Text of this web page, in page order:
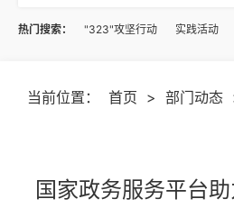
热门搜索： "323"攻坚行动 实践活动
当前位置： 首页 > 部门动态
国家政务服务平台